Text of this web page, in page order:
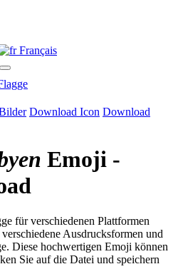
Français
Download Icon Download
Emoji -
für verschiedenen Plattformen
Ausdrucksformen und
Diese hochwertigen Emoji können
Sie auf die Datei und speichern